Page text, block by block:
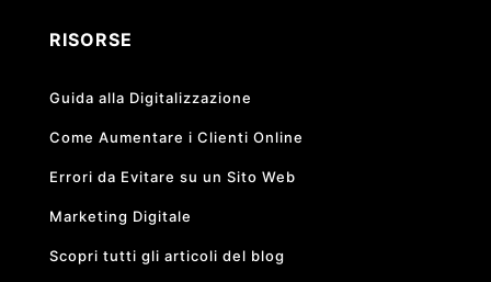
RISORSE
Guida alla Digitalizzazione
Come Aumentare i Clienti Online
Errori da Evitare su un Sito Web
Marketing Digitale
Scopri tutti gli articoli del blog